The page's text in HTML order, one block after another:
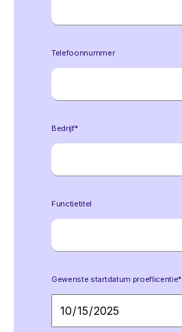
Telefoonnummer
Bedrijf*
Functietitel
Gewenste startdatum proeflicentie*